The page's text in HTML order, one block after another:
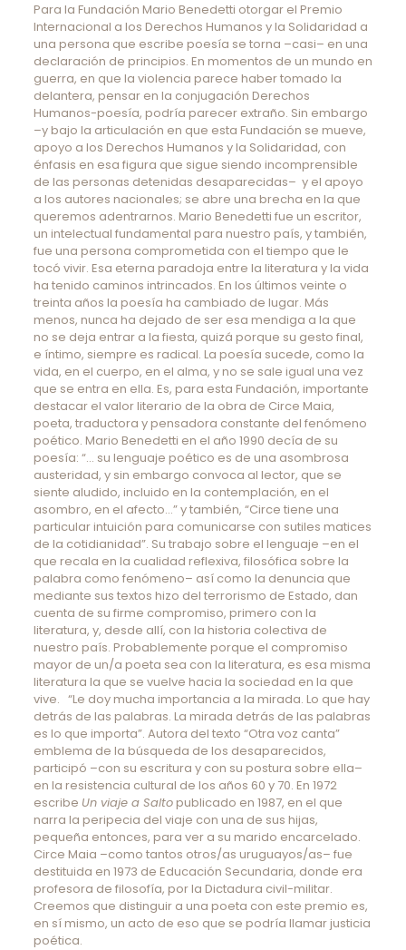
Para la Fundación Mario Benedetti otorgar el Premio
Internacional a los Derechos Humanos y la Solidaridad a
una persona que escribe poesía se torna –casi– en una
declaración de principios. En momentos de un mundo en
guerra, en que la violencia parece haber tomado la
delantera, pensar en la conjugación Derechos
Humanos-poesía, podría parecer extraño. Sin embargo
–y bajo la articulación en que esta Fundación se mueve,
apoyo a los Derechos Humanos y la Solidaridad, con
énfasis en esa figura que sigue siendo incomprensible
de las personas detenidas desaparecidas– y el apoyo
a los autores nacionales; se abre una brecha en la que
queremos adentrarnos. Mario Benedetti fue un escritor,
un intelectual fundamental para nuestro país, y también,
fue una persona comprometida con el tiempo que le
tocó vivir. Esa eterna paradoja entre la literatura y la vida
ha tenido caminos intrincados. En los últimos veinte o
treinta años la poesía ha cambiado de lugar. Más
menos, nunca ha dejado de ser esa mendiga a la que
no se deja entrar a la fiesta, quizá porque su gesto final,
e íntimo, siempre es radical. La poesía sucede, como la
vida, en el cuerpo, en el alma, y no se sale igual una vez
que se entra en ella. Es, para esta Fundación, importante
destacar el valor literario de la obra de Circe Maia,
poeta, traductora y pensadora constante del fenómeno
poético. Mario Benedetti en el año 1990 decía de su
poesía: “… su lenguaje poético es de una asombrosa
austeridad, y sin embargo convoca al lector, que se
siente aludido, incluido en la contemplación, en el
asombro, en el afecto…” y también, “Circe tiene una
particular intuición para comunicarse con sutiles matices
de la cotidianidad”. Su trabajo sobre el lenguaje –en el
que recala en la cualidad reflexiva, filosófica sobre la
palabra como fenómeno– así como la denuncia que
mediante sus textos hizo del terrorismo de Estado, dan
cuenta de su firme compromiso, primero con la
literatura, y, desde allí, con la historia colectiva de
nuestro país. Probablemente porque el compromiso
mayor de un/a poeta sea con la literatura, es esa misma
literatura la que se vuelve hacia la sociedad en la que
vive. “Le doy mucha importancia a la mirada. Lo que hay
detrás de las palabras. La mirada detrás de las palabras
es lo que importa”. Autora del texto “Otra voz canta”
emblema de la búsqueda de los desaparecidos,
participó –con su escritura y con su postura sobre ella–
en la resistencia cultural de los años 60 y 70. En 1972
escribe Un viaje a Saltopublicado en 1987, en el que
narra la peripecia del viaje con una de sus hijas,
pequeña entonces, para ver a su marido encarcelado.
Circe Maia –como tantos otros/as uruguayos/as– fue
destituida en 1973 de Educación Secundaria, donde era
profesora de filosofía, por la Dictadura civil-militar.
Creemos que distinguir a una poeta con este premio es,
en sí mismo, un acto de eso que se podría llamar justicia
poética.